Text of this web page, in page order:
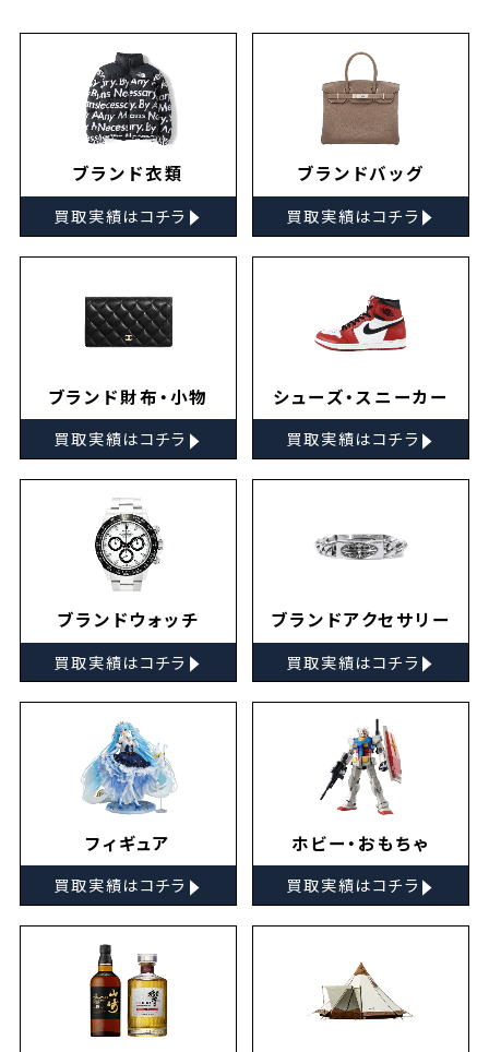
ブランド衣類
買取実績はコチラ ▸
ブランドバッグ
買取実績はコチラ ▸
ブランド財布・小物
買取実績はコチラ ▸
シューズ・スニーカー
買取実績はコチラ ▸
ブランドウォッチ
買取実績はコチラ ▸
ブランドアクセサリー
買取実績はコチラ ▸
フィギュア
買取実績はコチラ ▸
ホビー・おもちゃ
買取実績はコチラ ▸